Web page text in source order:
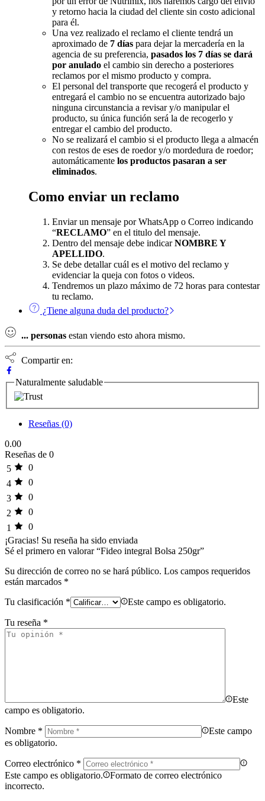
y retorno hacia la ciudad del cliente sin costo adicional
para él.
Una vez realizado el reclamo el cliente tendrá un
aproximado de 7 días para dejar la mercadería en la
agencia de su preferencia, pasados los 7 días se dará
por anulado el cambio sin derecho a posteriores
reclamos por el mismo producto y compra.
El personal del transporte que recogerá el producto y
entregará el cambio no se encuentra autorizado bajo
ninguna circunstancia a revisar y/o manipular el
producto, su única función será la de recogerlo y
entregar el cambio del producto.
No se realizará el cambio si el producto llega a almacén
con restos de eses de roedor y/o mordedura de roedor;
automáticamente los productos pasaran a ser
eliminados.
Como enviar un reclamo
Enviar un mensaje por WhatsApp o Correo indicando
“RECLAMO” en el titulo del mensaje.
Dentro del mensaje debe indicarNOMBRE Y
APELLIDO.
Se debe detallar cuál es el motivo del reclamo y
evidenciar la queja con fotos o videos.
Tendremos un plazo máximo de 72 horas para contestar
tu reclamo.
¿Tiene alguna duda del producto?
... personas estan viendo esto ahora mismo.
Compartir en:
Naturalmente saludable
Reseñas (0)
0.00
Reseñas de 0
5
0
4
0
3
0
2
0
1
0
¡Gracias! Su reseña ha sido enviada
Sé el primero en valorar “Fideo integral Bolsa 250gr”
Su dirección de correo no se hará público. Los campos requeridos
están marcados *
Tu clasificación * Este campo es obligatorio.
Tu reseña *
Este
campo es obligatorio.
Nombre *
Este campo
es obligatorio.
Correo electrónico *
Este campo es obligatorio.
Formato de correo electrónico
incorrecto.